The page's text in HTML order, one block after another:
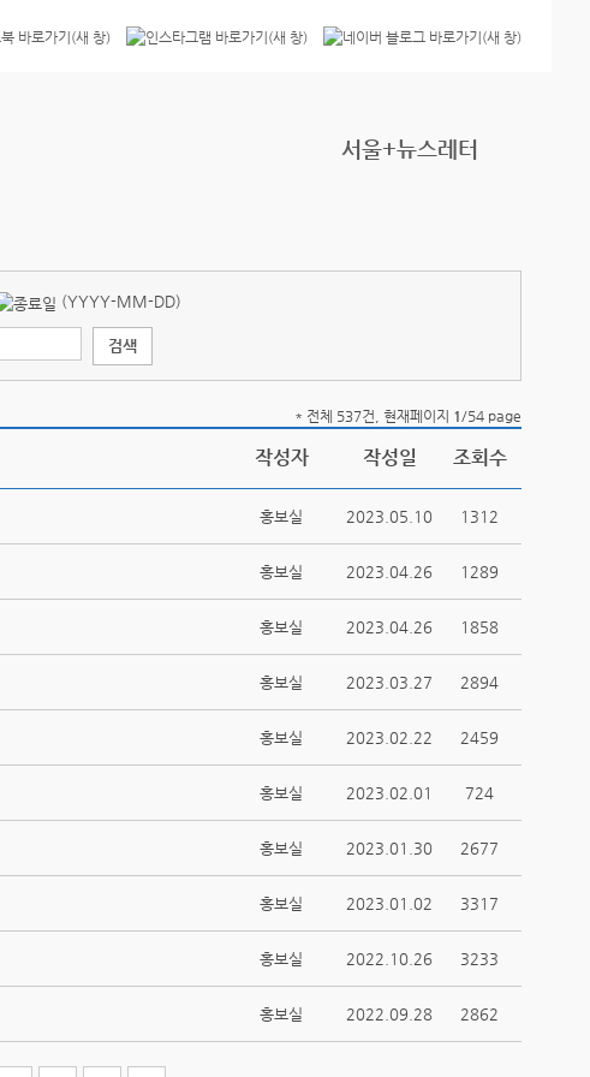
서울+뉴스레터
(YYYY-MM-DD)
* 전체 537건, 현재페이지 1 /54 page
작성자 작성일 조회수
홍보실 2023.05.10 1312
홍보실 2023.04.26 1289
홍보실 2023.04.26 1858
홍보실 2023.03.27 2894
홍보실 2023.02.22 2459
홍보실 2023.02.01 724
홍보실 2023.01.30 2677
홍보실 2023.01.02 3317
홍보실 2022.10.26 3233
홍보실 2022.09.28 2862